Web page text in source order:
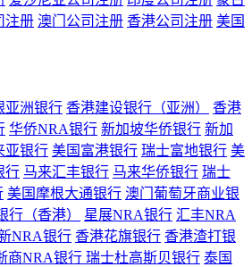
注册 澳门公司注册 香港公司注册 美国
亚洲银行 香港建设银行（亚洲）
香港
华侨NRA银行 新加坡华侨银行 新加
亚银行 美国富港银行 瑞士富地银行 美
行 马来汇丰银行 马来华侨银行 瑞士
美国摩根大通银行 澳门葡萄牙商业银
行（香港） 星展NRA银行 汇丰NRA
NRA银行 香港花旗银行 香港渣打银
商NRA银行 瑞士杜高斯贝银行 泰国